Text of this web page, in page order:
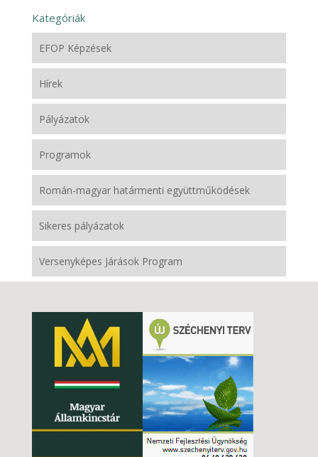
Kategóriák
EFOP Képzések
Hírek
Pályázatok
Programok
Román-magyar határmenti együttműködések
Sikeres pályázatok
Versenyképes Járások Program